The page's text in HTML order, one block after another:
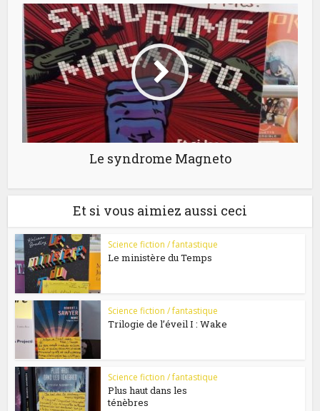
Le syndrome Magneto
Et si vous aimiez aussi ceci
Science fiction / fantastique
Le ministère du Temps
Science fiction / fantastique
Trilogie de l’éveil I : Wake
Science fiction / fantastique
Plus haut dans les
ténèbres